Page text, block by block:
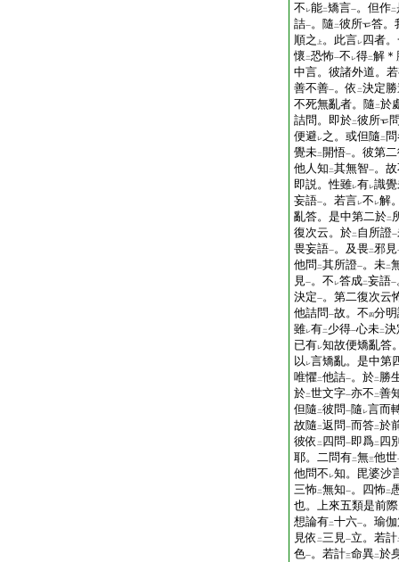
不 レ能二矯言一。但作二
詰一。隨 二彼所
答。
順之
上 。此言レ四者
懷 二恐怖一不 レ得二解＊
中言。彼諸外道。
善不善一。依 二決定
不死無亂者。隨 二於
詰問。即於二彼所
便避 レ之。或但隨 二
覺未二 開悟一。彼第
他人知 二其無智一。
即説。性雖レ有レ識
妄語一。若言レ不 レ解
亂答。是中第二於二
復次云。於二 自所證一
畏妄語一。及畏二邪見
他問 二其所證一。未二
見一。不 レ答成二妄語一
決定一。第二復次云
他詰問一故。不四分
雖レ有二 少得一心未二決
已有レ知故便矯亂答
以 レ言矯亂。是中第
唯懼二他詰一。於二 勝
於二世文字一亦不 二善
但隨 二彼問一隨 レ言而
故隨 二返問一而答二於
彼依 二 四問一即爲二 四
耶。二問有二無三他世
他問不 レ知。毘婆沙
三怖二無知一。四怖二
也。上來五類是前
想論有二十六一。瑜
見依 二三見一立。若計
色一。若計三命異二於